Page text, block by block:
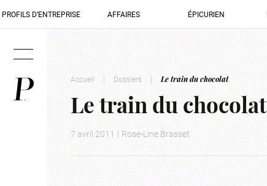
PROFILS D’ENTREPRISE AFFAIRES ÉPICURIEN
Accueil | Dossiers | Le train du chocolat
Le train du chocolat
7 avril 2011 | Rose-Line Brasset